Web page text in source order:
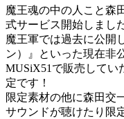
魔王魂の中の人こと森
式サービス開始しまし
魔王軍では過去に公開
ン）』といった現在非
MUSiX51で販売してい
定です！
限定素材の他に森田交
サウンドが聴けたり限